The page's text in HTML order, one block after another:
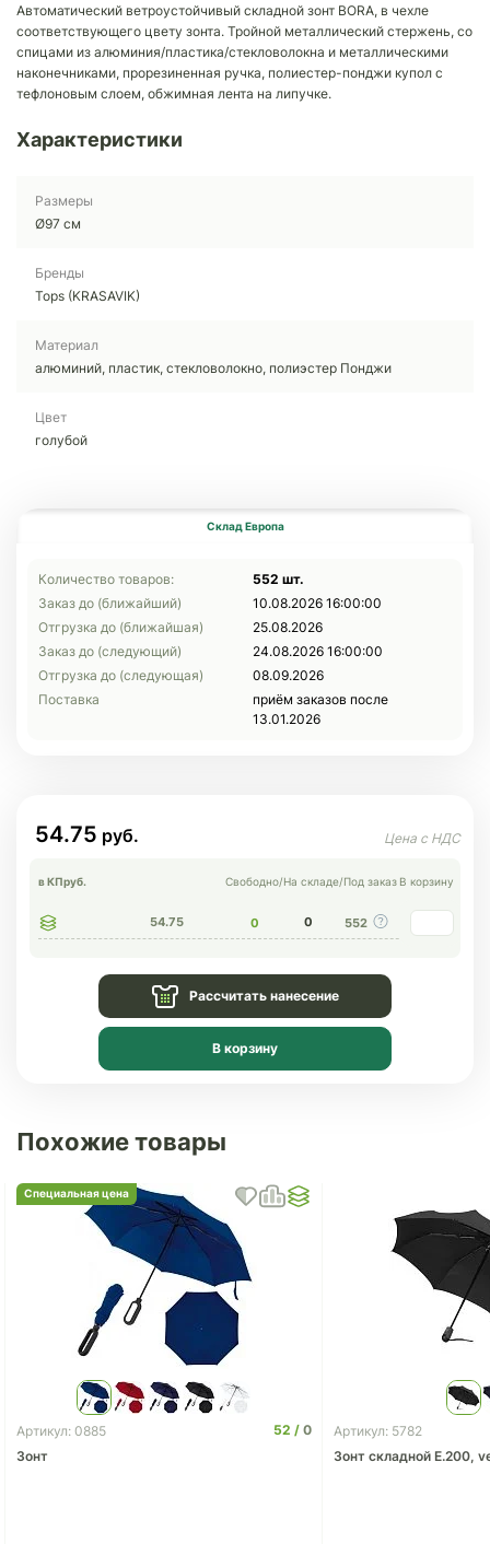
Автоматический ветроустойчивый складной зонт BORA, в чехле
соответствующего цвету зонта. Тройной металлический стержень, со
спицами из алюминия/пластика/стекловолокна и металлическими
наконечниками, прорезиненная ручка, полиестер-понджи купол с
тефлоновым слоем, обжимная лента на липучке.
Характеристики
Размеры
Ø97 cм
Бренды
Tops (KRASAVIK)
Материал
алюминий, пластик, стекловолокно, полиэстер Понджи
Цвет
голубой
Склад Европа
Количество товаров:
552 шт.
Заказ до (ближайший)
10.08.2026 16:00:00
Отгрузка до (ближайшая)
25.08.2026
Заказ до (следующий)
24.08.2026 16:00:00
Отгрузка до (следующая)
08.09.2026
Поставка
приём заказов после
13.01.2026
54.75
в КПруб. Свободно/На складе/Под заказ В корзину
54.75 0 0 552
Рассчитать нанесение
В корзину
Похожие товары
Специальная цена
Артикул: 0885 52
0
Зонт
Артикул: 5782
Зонт складной E.200,